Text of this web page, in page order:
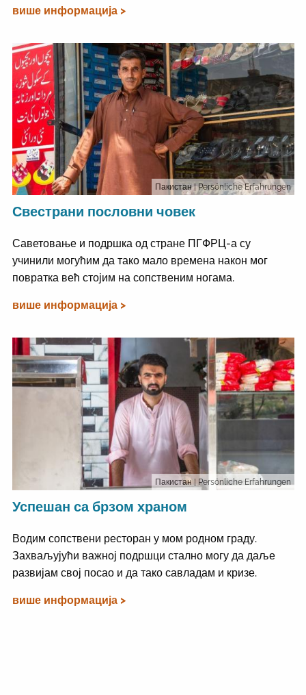
више информација >
Пакистан| Persönliche Erfahrungen
Свестрани пословни човек
Саветовање и подршка од стране ПГФРЦ-а су
учинили могућим да тако мало времена након мог
повратка већ стојим на сопственим ногама.
више информација >
Пакистан | Persönliche Erfahrungen
Успешан са брзом храном
Водим сопствени ресторан у мом родном граду.
Захваљујући важној подршци стално могу да даље
развијам свој посао и да тако савладам и кризе.
више информација >